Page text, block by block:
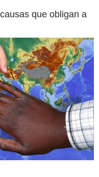
que obligan a